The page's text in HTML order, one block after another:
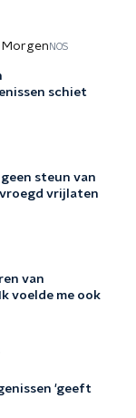
Morgen NOS
schiet
steun van
vrijlaten
van
voelde me ook
'geeft